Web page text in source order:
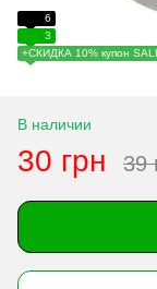
6
3
+СКИДКА 10% купон
В наличии
30 грн 39